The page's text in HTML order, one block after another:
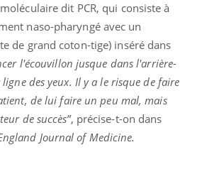
dit PCR, qui consiste à
naso-pharyngé avec un
de grand coton-tige) inséré dans
l'écouvillon jusque dans l'arrière-
des yeux. Il y a le risque de faire
de lui faire un peu mal, mais
de succès”, précise-t-on dans
Journal of Medicine.